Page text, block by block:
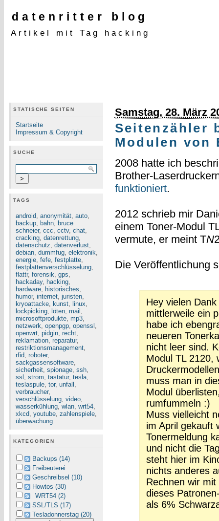
datenritter blog
Artikel mit Tag hacking
STATISCHE SEITEN
Startseite
Impressum & Copyright
SUCHE
TAGS
android, anonymität, auto,
backup, bahn, bruce
schneier, ccc, cctv, chat,
cracking, datenrettung,
datenschutz, datenverlust,
debian, dummfug, elektronik,
energie, fefe, festplatte,
festplattenverschlüsselung,
flattr, forensik, gps,
hackaday, hacking,
hardware, historisches,
humor, internet, juristen,
kryoattacke, kunst, linux,
lockpicking, löten, mail ,
microsoftprodukte, mp3,
netzwerk, openpgp, openssl ,
openwrt, pidgin, recht,
reklamation, reparatur,
restriktionsmanagement,
rfid, roboter,
sackgassensoftware,
sicherheit, spionage, ssh,
ssl , strom, tastatur, tesla,
teslaspule, tor, unfall ,
verbraucher,
verschlüsselung, video,
wasserkühlung, wlan, wrt54,
xkcd, youtube, zahlenspiele,
überwachung
KATEGORIEN
Backups (14)
Freibeuterei
Geschreibsel (10)
Howtos (30)
WRT54 (2)
SSL/TLS (17)
Tesladonnerstag (20)
Samstag, 28. März
Seitenzähler
Modulen von
2008 hatte ich
Brother-
funktioniert.
2012 schrieb mir
einem Toner-Modul
vermute, er meint TN
Die Veröffentlichung
Hey vielen
mittlerweile ein
habe ich
neueren
nicht leer sind.
Modul TL 2120,
muss man in
Modul
rumfummeln :)
Muss vielleicht
im April gekauft
Tonermeldung
und nicht die
steht hier im
nichts anderes
Rechnen wir
dieses
als 6%